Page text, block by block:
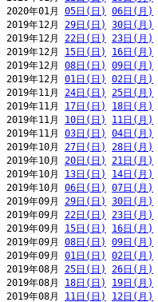
2020年01月 05日(日) 06日(月)
2019年12月 29日(日) 30日(月)
2019年12月 22日(日) 23日(月)
2019年12月 15日(日) 16日(月)
2019年12月 08日(日) 09日(月)
2019年12月 01日(日) 02日(月)
2019年11月 24日(日) 25日(月)
2019年11月 17日(日) 18日(月)
2019年11月 10日(日) 11日(月)
2019年11月 03日(日) 04日(月)
2019年10月 27日(日) 28日(月)
2019年10月 20日(日) 21日(月)
2019年10月 13日(日) 14日(月)
2019年10月 06日(日) 07日(月)
2019年09月 29日(日) 30日(月)
2019年09月 22日(日) 23日(月)
2019年09月 15日(日) 16日(月)
2019年09月 08日(日) 09日(月)
2019年09月 01日(日) 02日(月)
2019年08月 25日(日) 26日(月)
2019年08月 18日(日) 19日(月)
2019年08月 11日(日) 12日(月)